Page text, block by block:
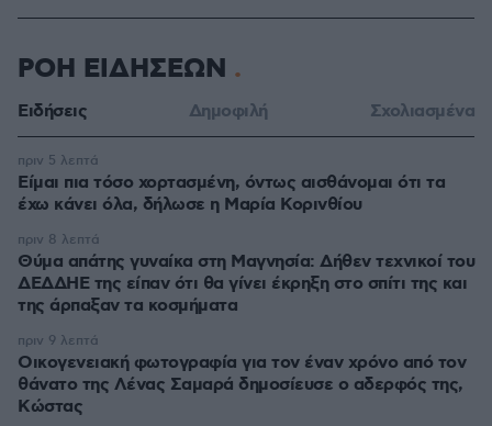
ΡΟΗ ΕΙΔΗΣΕΩΝ
Ειδήσεις Δημοφιλή Σχολιασμένα
Είμαι πια τόσο χορτασμένη, όντως αισθάνομαι ότι τα
έχω κάνει όλα, δήλωσε η Μαρία Κορινθίου
πριν 5 λεπτά
Θύμα απάτης γυναίκα στη Μαγνησία: Δήθεν τεχνικοί του
ΔΕΔΔΗΕ της είπαν ότι θα γίνει έκρηξη στο σπίτι της και
της άρπαξαν τα κοσμήματα
πριν 8 λεπτά
Οικογενειακή φωτογραφία για τον έναν χρόνο από τον
θάνατο της Λένας Σαμαρά δημοσίευσε ο αδερφός της,
Κώστας
πριν 9 λεπτά